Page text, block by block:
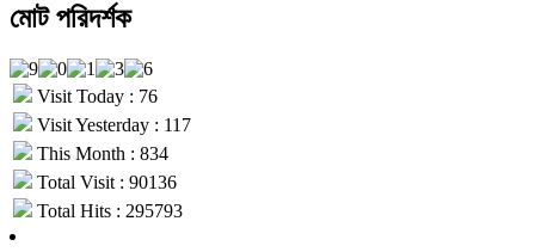
মোট পরিদর্শক
Visit Today : 76
Visit Yesterday : 117
This Month : 834
Total Visit : 90136
Total Hits : 295793